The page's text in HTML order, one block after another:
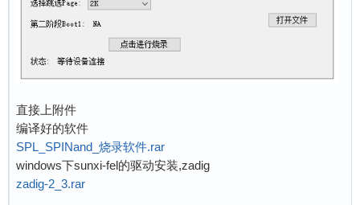
直接上附件
编译好的软件
SPL_SPINand_烧录软件.rar
windows下sunxi-fel的驱动安装,zadig
zadig-2_3.rar